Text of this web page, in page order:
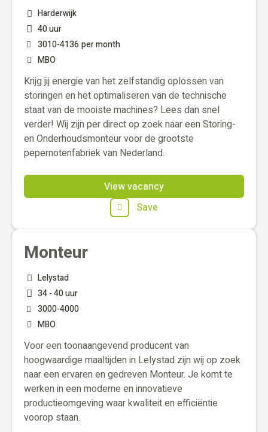
Harderwijk
40 uur
3010-4136per month
MBO
Krijg jij energie van het zelfstandig oplossen van
storingen en het optimaliseren van de technische
staat van de mooiste machines? Lees dan snel
verder! Wij zijn per direct op zoek naar een Storing-
en Onderhoudsmonteur voor de grootste
pepernotenfabriek van Nederland.
View vacancy
Save
Monteur
Lelystad
34 - 40 uur
3000-4000
MBO
Voor een toonaangevend producent van
hoogwaardige maaltijden in Lelystad zijn wij op zoek
naar een ervaren en gedreven Monteur. Je komt te
werken in een moderne en innovatieve
productieomgeving waar kwaliteit en efficiëntie
voorop staan.